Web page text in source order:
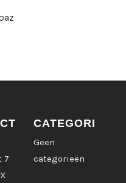
7
CATEGORIEËN
Geen
categorieën